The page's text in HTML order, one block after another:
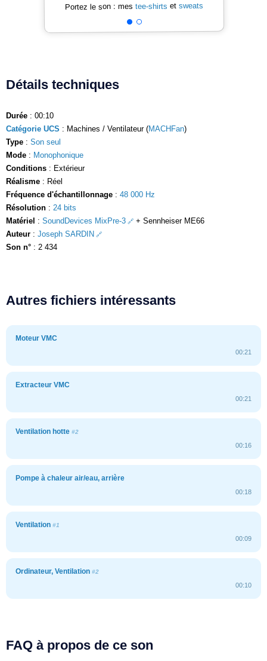
Portez le son : mes tee-shirts et sweats
Détails techniques
Durée : 00:10
Catégorie UCS : Machines / Ventilateur (MACHFan)
Type : Son seul
Mode : Monophonique
Conditions : Extérieur
Réalisme : Réel
Fréquence d'échantillonnage : 48 000 Hz
Résolution : 24 bits
Matériel : SoundDevices MixPre-3
+ Sennheiser ME66
Auteur : Joseph SARDIN
Son n° : 2 434
Autres fichiers intéressants
Moteur VMC
00:21
Extracteur VMC
00:21
Ventilation hotte #2
00:16
Pompe à chaleur air/eau, arrière
00:18
Ventilation #1
00:09
Ordinateur, Ventilation #2
00:10
FAQ à propos de ce son